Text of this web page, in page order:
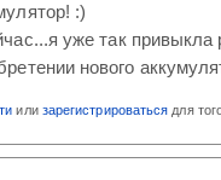
:)
уже так привыкла
нового
или зарегистрироваться для